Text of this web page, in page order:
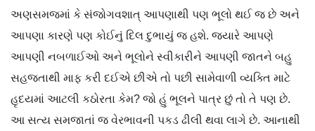
અણસમજમાં કે સંજોગવશાત્ આપણાથી પણ ભૂલો થઈ જ છે અને
આપણા કારણે પણ કોઈનું દિલ દુભાયું જ હશે. જ્યારે આપણે
આપણી નબળાઈઓ અને ભૂલોને સ્વીકારીને આપણી જાતને બહુ
સહજતાથી માફ કરી દઈએ છીએ તો પછી સામેવાળી વ્યક્તિ માટે
હૃદયમાં આટલી કઠોરતા કેમ? જો હું ભૂલને પાત્ર છું તો તે પણ છે.
આ સત્ય સમજાતાં જ વેરભાવની પકડ ઢીલી થવા લાગે છે. આનાથી